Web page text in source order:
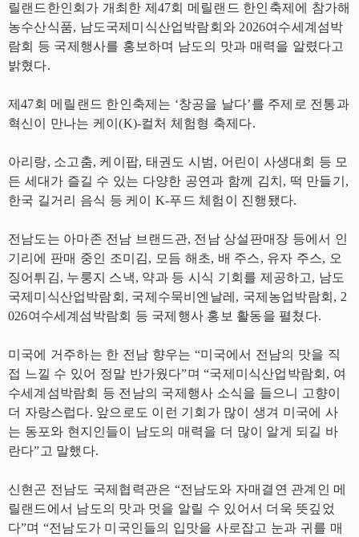
릴랜드한인회가 개최한 제47회 메릴랜드 한인축제에 참가해
농수산식품, 남도국제미식산업박람회와 2026여수세계섬박
람회 등 국제행사를 홍보하며 남도의 맛과 매력을 알렸다고
밝혔다.
제47회 메릴랜드 한인축제는 ‘창공을 날다’를 주제로 전통과
혁신이 만나는 케이(K)-컬처 체험형 축제다.
아리랑, 소고춤, 케이팝, 태권도 시범, 어린이 사생대회 등 모
든 세대가 즐길 수 있는 다양한 공연과 함께 김치, 떡 만들기,
한국 길거리 음식 등 케이 K-푸드 체험이 진행됐다.
전남도는 아마존 전남 브랜드관, 전남 상설판매장 등에서 인
기리에 판매 중인 조미김, 모듬 해초, 배 주스, 유자 주스, 오
징어튀김, 누룽지 스낵, 약과 등 시식 기회를 제공하고, 남도
국제미식산업박람회, 국제수묵비엔날레, 국제농업박람회, 2
026여수세계섬박람회 등 국제행사 홍보 활동을 펼쳤다.
미국에 거주하는 한 전남 향우는 “미국에서 전남의 맛을 직
접 느낄 수 있어 정말 반가웠다”며 “국제미식산업박람회, 여
수세계섬박람회 등 전남의 국제행사 소식을 들으니 고향이
더 자랑스럽다. 앞으로도 이런 기회가 많이 생겨 미국에 사
는 동포와 현지인들이 남도의 매력을 더 많이 알게 되길 바
란다”고 말했다.
신현곤 전남도 국제협력관은 “전남도와 자매결연 관계인 메
릴랜드에서 남도의 맛과 멋을 알릴 수 있어서 더욱 뜻깊었
다”며 “전남도가 미국인들의 입맛을 사로잡고 눈과 귀를 매